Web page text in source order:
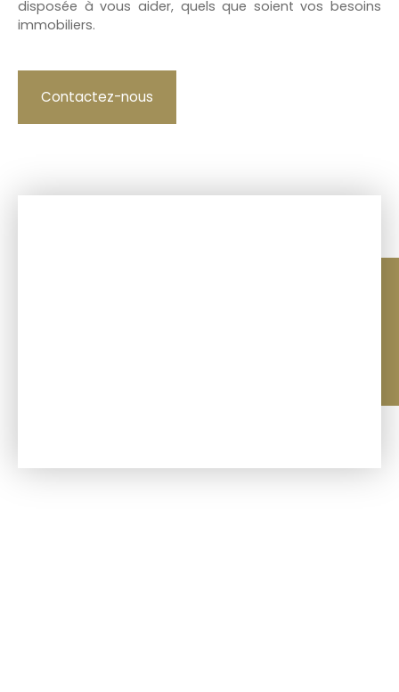
disposée à vous aider, quels que soient vos besoins
immobiliers.
Contactez-nous